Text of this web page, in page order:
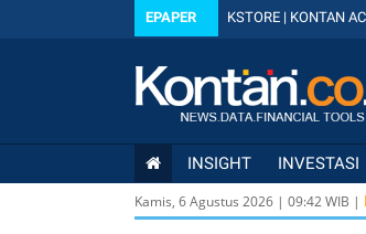
EPAPER KSTORE | KONTAN
INSIGHT INVESTASI
Kamis, 6 Agustus 2026 | 09:42WIB |